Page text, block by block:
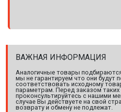
ВАЖНАЯ ИНФОРМАЦИЯ
Аналогичные товары
мы не гарантируем что они будут
соответствовать исходному
параметрам. Перед заказом
проконсультируйтесь с нашими
случае Вы действуете на свой
возврату и обмену не подлежат.